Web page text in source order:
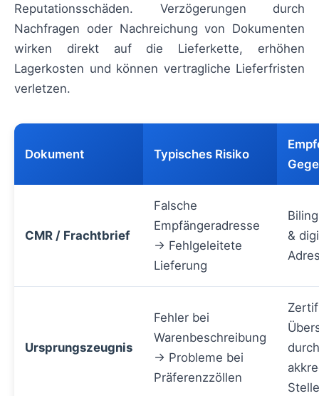
Reputationsschäden. Verzögerungen durch
Nachfragen oder Nachreichung von Dokumenten
wirken direkt auf die Lieferkette, erhöhen
Lagerkosten und können vertragliche Lieferfristen
verletzen.
Dokument Typisches Risiko
CMR / Frachtbrief
Falsche
Empfängeradresse
→ Fehlgeleitete
Lieferung
&
Ursprungszeugnis
Fehler bei
Warenbeschreibung
→ Probleme bei
Präferenzzöllen
durch